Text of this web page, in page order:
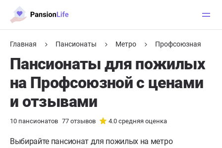
Главная Пансионаты Метро Профсоюзная
Пансионаты для пожилых
на Профсоюзной с ценами
и отзывами
10 пансионатов 77 отзывов 4.0 средняя оценка
Выбирайте пансионат для пожилых на метро